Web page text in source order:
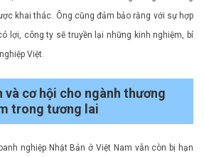
khai thác. Ông cũng đảm bảo rằng với sự hợp
lợi, công ty sẽ truyền lại những kinh nghiệm, bí
Việt.
cơ hội cho ngành thương
trong tương lai
nghiệp Nhật Bản ở Việt Nam vẫn còn bị hạn